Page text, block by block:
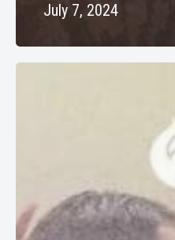
July 7, 2024